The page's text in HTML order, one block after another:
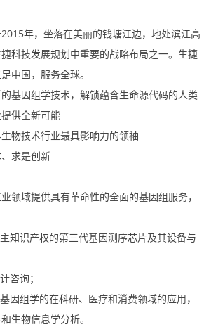
2015年，坐落在美丽的钱塘江边，地处滨江高
科技发展规划中重要的战略布局之一。生捷
中国，服务全球。
基因组学技术，解锁蕴含生命源代码的人类
供全新可能
物技术行业最具影响力的领袖
求是创新
领域提供具有革命性的全面的基因组服务，
知识产权的第三代基因测序芯片及其设备与
咨询；
因组学的在科研、医疗和消费领域的应用，
生物信息学分析。